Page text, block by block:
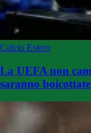
Calcio Estero
La UEFA non
saranno boicottate